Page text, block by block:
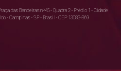
das Bandeiras nº45 - Quadra 2 - Prédio 1 - Cidade
- Campinas - SP - Brasil - CEP:13083-869